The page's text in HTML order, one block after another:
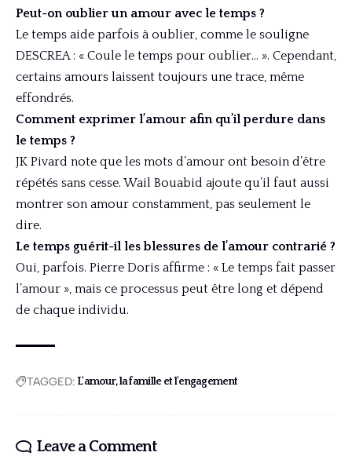
Peut-on oublier un amour avec le temps ?
Le temps aide parfois à oublier, comme le souligne
DESCREA : « Coule le temps pour oublier… ». Cependant,
certains amours laissent toujours une trace, même
effondrés.
Comment exprimer l’amour afin qu’il perdure dans
le temps ?
JK Pivard note que les mots d’amour ont besoin d’être
répétés sans cesse. Wail Bouabid ajoute qu’il faut aussi
montrer son amour constamment, pas seulement le
dire.
Le temps guérit-il les blessures de l’amour contrarié ?
Oui, parfois. Pierre Doris affirme : « Le temps fait passer
l’amour », mais ce processus peut être long et dépend
de chaque individu.
TAGGED:L'amour, la famille et l'engagement
Leave a Comment